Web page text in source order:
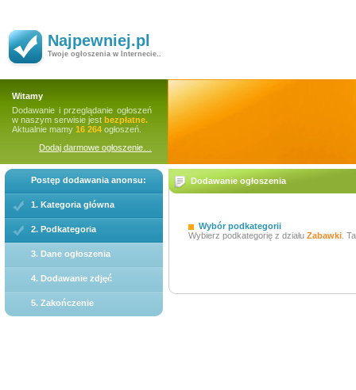
Najpewniej.pl
Twoje ogłoszenia w Internecie..
Witamy
Dodawanie i przeglądanie ogłoszeń
w naszym serwisie jest bezpłatne.
Aktualnie mamy 16 264 ogłoszeń.
Dodaj darmowe ogłoszenie…
Postęp dodawania anonsu:
1. Kategoria główna
2. Podkategoria
3. Dane ogłoszenia
4. Dodawanie zdjęć
5. Zakończenie
Dodawanie ogłoszenia
Wybór podkategorii
Wybierz podkategorię z działu Zabawki .